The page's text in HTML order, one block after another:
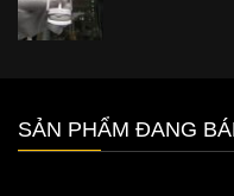
SẢN PHẨM ĐANG